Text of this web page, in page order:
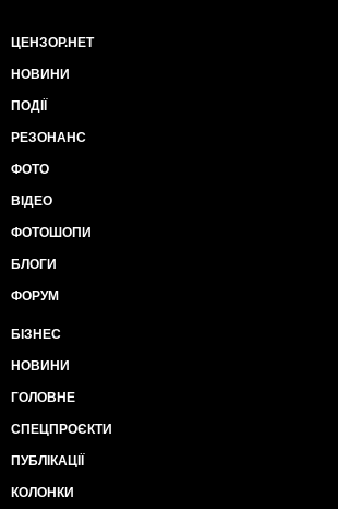
ЦЕНЗОР.НЕТ
НОВИНИ
ПОДІЇ
РЕЗОНАНС
ФОТО
ВІДЕО
ФОТОШОПИ
БЛОГИ
ФОРУМ
БІЗНЕС
НОВИНИ
ГОЛОВНЕ
СПЕЦПРОЄКТИ
ПУБЛІКАЦІЇ
КОЛОНКИ